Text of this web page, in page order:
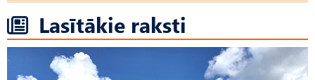
Lasītākie raksti